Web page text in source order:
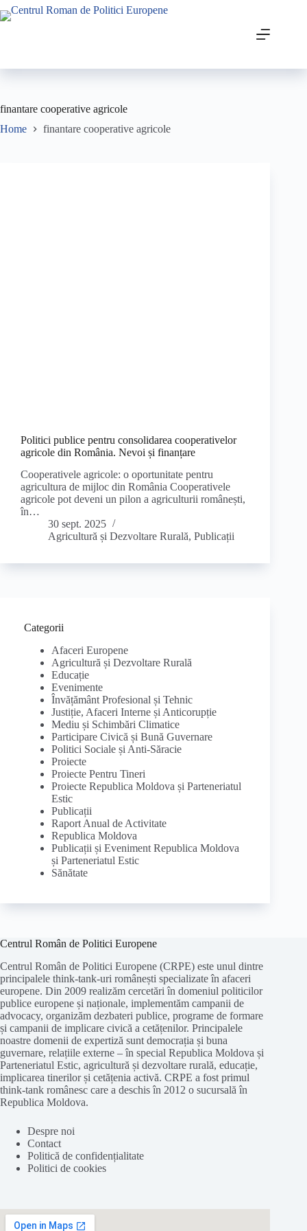
finantare cooperative agricole
Home
finantare cooperative agricole
Politici publice pentru consolidarea cooperativelor
agricole din România. Nevoi și finanțare
Cooperativele agricole: o oportunitate pentru
agricultura de mijloc din România Cooperativele
agricole pot deveni un pilon a agriculturii românești,
în…
30 sept. 2025
Agricultură și Dezvoltare Rurală, Publicații
Categorii
Afaceri Europene
Agricultură și Dezvoltare Rurală
Educație
Evenimente
Învățământ Profesional și Tehnic
Justiție, Afaceri Interne și Anticorupție
Mediu și Schimbări Climatice
Participare Civică și Bună Guvernare
Politici Sociale și Anti-Săracie
Proiecte
Proiecte Pentru Tineri
Proiecte Republica Moldova și Parteneriatul
Estic
Publicații
Raport Anual de Activitate
Republica Moldova
Publicații și Eveniment Republica Moldova
și Parteneriatul Estic
Sănătate
Centrul Român de Politici Europene
Centrul Român de Politici Europene (CRPE) este unul dintre
principalele think-tank-uri românești specializate în afaceri
europene. Din 2009 realizăm cercetări în domeniul politicilor
publice europene și naționale, implementăm campanii de
advocacy, organizăm dezbateri publice, programe de formare
și campanii de implicare civică a cetățenilor. Principalele
noastre domenii de expertiză sunt democrația și buna
guvernare, relațiile externe – în special Republica Moldova și
Parteneriatul Estic, agricultură și dezvoltare rurală, educație,
implicarea tinerilor și cetățenia activă. CRPE a fost primul
think-tank românesc care a deschis în 2012 o sucursală în
Republica Moldova.
Despre noi
Contact
Politică de confidențialitate
Politici de cookies